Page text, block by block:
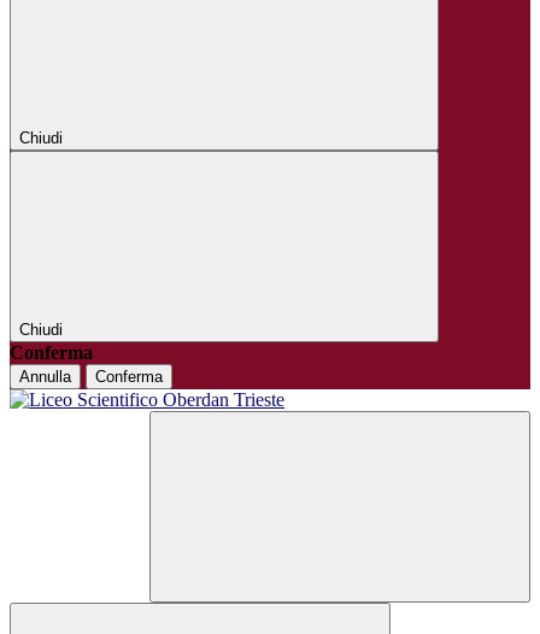
Chiudi
Chiudi
Conferma
Annulla Conferma